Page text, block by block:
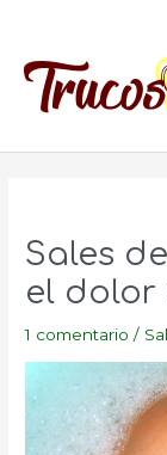
contenido
Sales
el dolor
1 comentario /